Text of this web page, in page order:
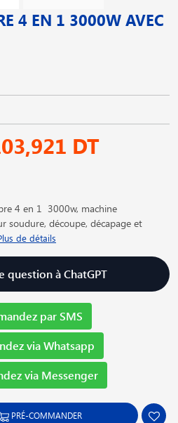
4 EN 1 3000W AVEC
DT
4 en 1 3000w, machine
soudure, découpe, décapage et
de détails
question à ChatGPT
par SMS
via Whatsapp
via Messenger
PRÉ-COMMANDER